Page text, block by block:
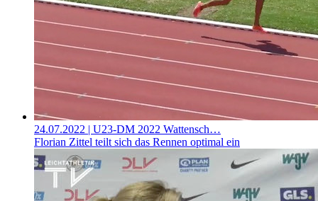
24.07.2022 | U23-DM 2022 Wattensch…
Florian Zittel teilt sich das Rennen optimal ein